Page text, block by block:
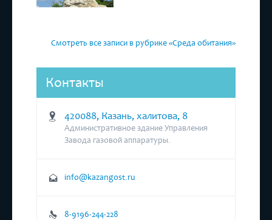
Смотреть все записи в рубрике «Среда обитания»
Контакты
420088, Казань, халитова, 8
Административное здание Управления
Завода газовой аппаратуры.
info@kazangost.ru
8-9196-244-228